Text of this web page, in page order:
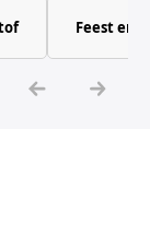
Feest en